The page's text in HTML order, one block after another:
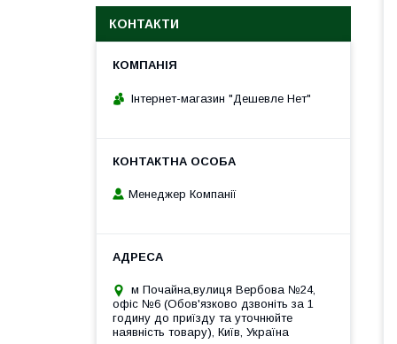
КОНТАКТИ
Інтернет-магазин "Дешевле Нет"
Менеджер Компанії
м Почайна,вулиця Вербова №24,
офіс №6 (Обов'язково дзвоніть за 1
годину до приїзду та уточнюйте
наявність товару), Київ, Україна